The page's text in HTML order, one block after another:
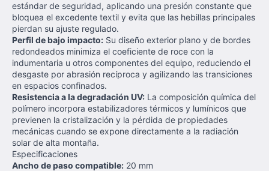
estándar de seguridad, aplicando una presión constante que
bloquea el excedente textil y evita que las hebillas principales
pierdan su ajuste regulado.
Perfil de bajo impacto: Su diseño exterior plano y de bordes
redondeados minimiza el coeficiente de roce con la
indumentaria u otros componentes del equipo, reduciendo el
desgaste por abrasión recíproca y agilizando las transiciones
en espacios confinados.
Resistencia a la degradación UV: La composición química del
polímero incorpora estabilizadores térmicos y lumínicos que
previenen la cristalización y la pérdida de propiedades
mecánicas cuando se expone directamente a la radiación
solar de alta montaña.
Especificaciones
Ancho de paso compatible: 20 mm